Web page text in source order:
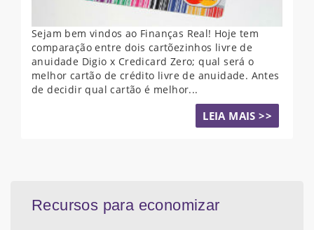
Sejam bem vindos ao Finanças Real! Hoje tem
comparação entre dois cartõezinhos livre de
anuidade Digio x Credicard Zero; qual será o
melhor cartão de crédito livre de anuidade. Antes
de decidir qual cartão é melhor...
LEIA MAIS >>
Recursos para economizar